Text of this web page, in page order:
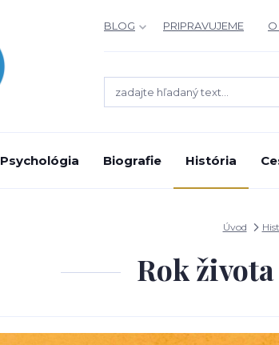
BLOG PRIPRAVUJEME O
Psychológia Biografie História
Úvod
Rok